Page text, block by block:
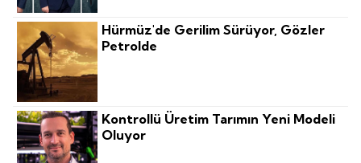
Hürmüz'de Gerilim Sürüyor, Gözler
Petrolde
Kontrollü Üretim Tarımın Yeni Modeli
Oluyor